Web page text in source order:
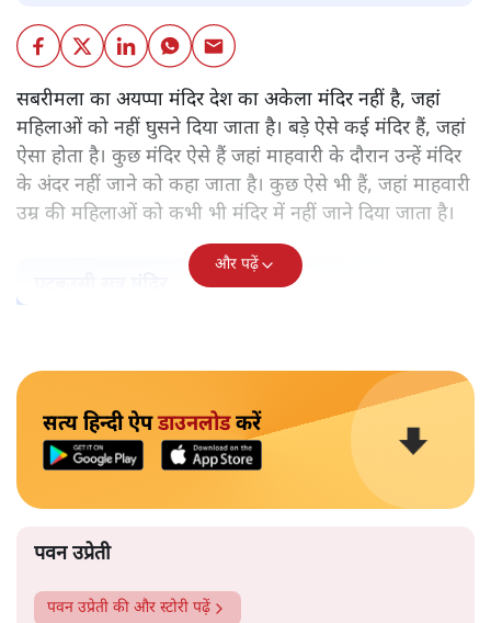
सबरीमला का अयप्पा मंदिर देश का अकेला मंदिर नहीं है, जहां
महिलाओं को नहीं घुसने दिया जाता है। बड़े ऐसे कई मंदिर हैं, जहां
ऐसा होता है। कुछ मंदिर ऐसे हैं जहां माहवारी के दौरान उन्हें मंदिर
के अंदर नहीं जाने को कहा जाता है। कुछ ऐसे भी हैं, जहां माहवारी
उम्र की महिलाओं को कभी भी मंदिर में नहीं जाने दिया जाता है।
और पढ़ें
सत्य हिन्दी ऐपडाउनलोडकरें
पवन उप्रेती
पवन उप्रेती की और स्टोरी पढ़ें